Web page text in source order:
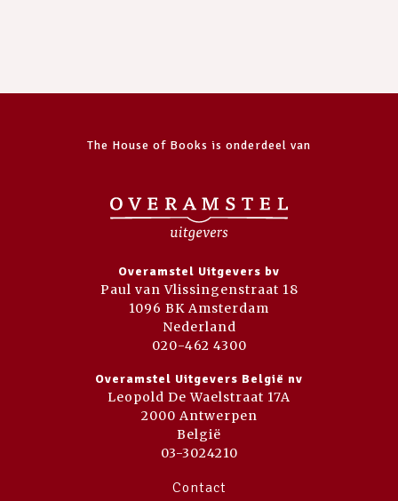
The House of Books is onderdeel van
Overamstel Uitgevers bv
Paul van Vlissingenstraat 18
1096 BK Amsterdam
Nederland
020-462 4300
Overamstel Uitgevers België nv
Leopold De Waelstraat 17A
2000 Antwerpen
België
03-3024210
Contact